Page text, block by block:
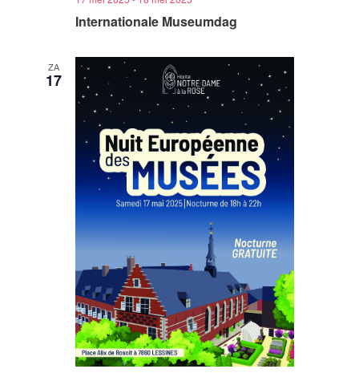
Internationale Museumdag
ZA
17